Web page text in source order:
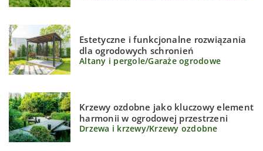
Estetyczne i funkcjonalne rozwiązania
dla ogrodowych schronień
Altany i pergole/Garaże ogrodowe
Krzewy ozdobne jako kluczowy element
harmonii w ogrodowej przestrzeni
Drzewa i krzewy/Krzewy ozdobne